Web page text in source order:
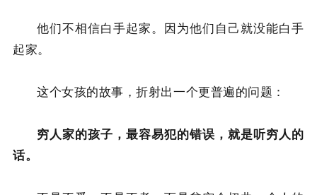
他们不相信白手起家。因为他们自己就没能白手
起家。
这个女孩的故事，折射出一个更普遍的问题：
穷人家的孩子，最容易犯的错误，就是听穷人的
话。